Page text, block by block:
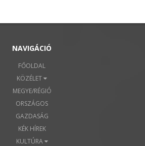
NAVIGÁCIÓ
FŐOLDAL
KÖZÉLET
MEGYE/RÉGIÓ
ORSZÁGOS
GAZDASÁG
KÉK HÍREK
KULTÚRA